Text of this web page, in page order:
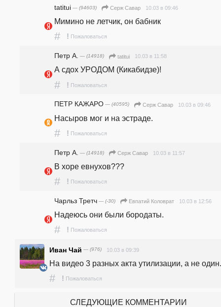
tatitui — (94603) Серж Савар 10.03 в 09:46
Мимино не летчик, он бабник
# ! Пожаловаться
Петр А. — (14918) tatitui 10.03 в 11:58
А сдох УРОДОМ (Кикабидзе)!
# ! Пожаловаться
ПЕТР КАЖАРО — (40595) Серж Савар 10.03 в 09:46
Насыров мог и на эстраде.
# ! Пожаловаться
Петр А. — (14918) Серж Савар 10.03 в 11:57
В хоре евнухов???
# ! Пожаловаться
Чарльз Третч — (-30) Евпатий Коловрат 10.03 в 12:56
Надеюсь они были бородаты.
# ! Пожаловаться
Иван Чай — (976) 10.03 в 09:39
На видео 3 разных акта утилизации, а не один.
# ! Пожаловаться
СЛЕДУЮЩИЕ КОММЕНТАРИИ